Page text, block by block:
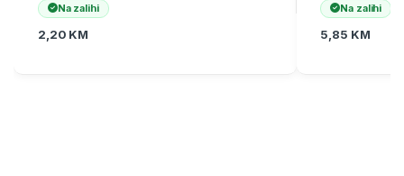
Na zalihi
2,20 KM
Na zalihi
5,85 KM